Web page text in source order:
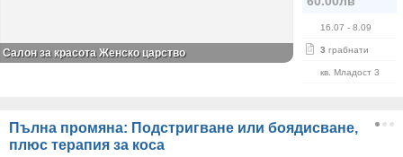
16.07 - 8.09
3 грабнати
кв. Младост 3
Салон за красота Женско царство
Пълна промяна: Подстригване или боядисване,
плюс терапия за коса